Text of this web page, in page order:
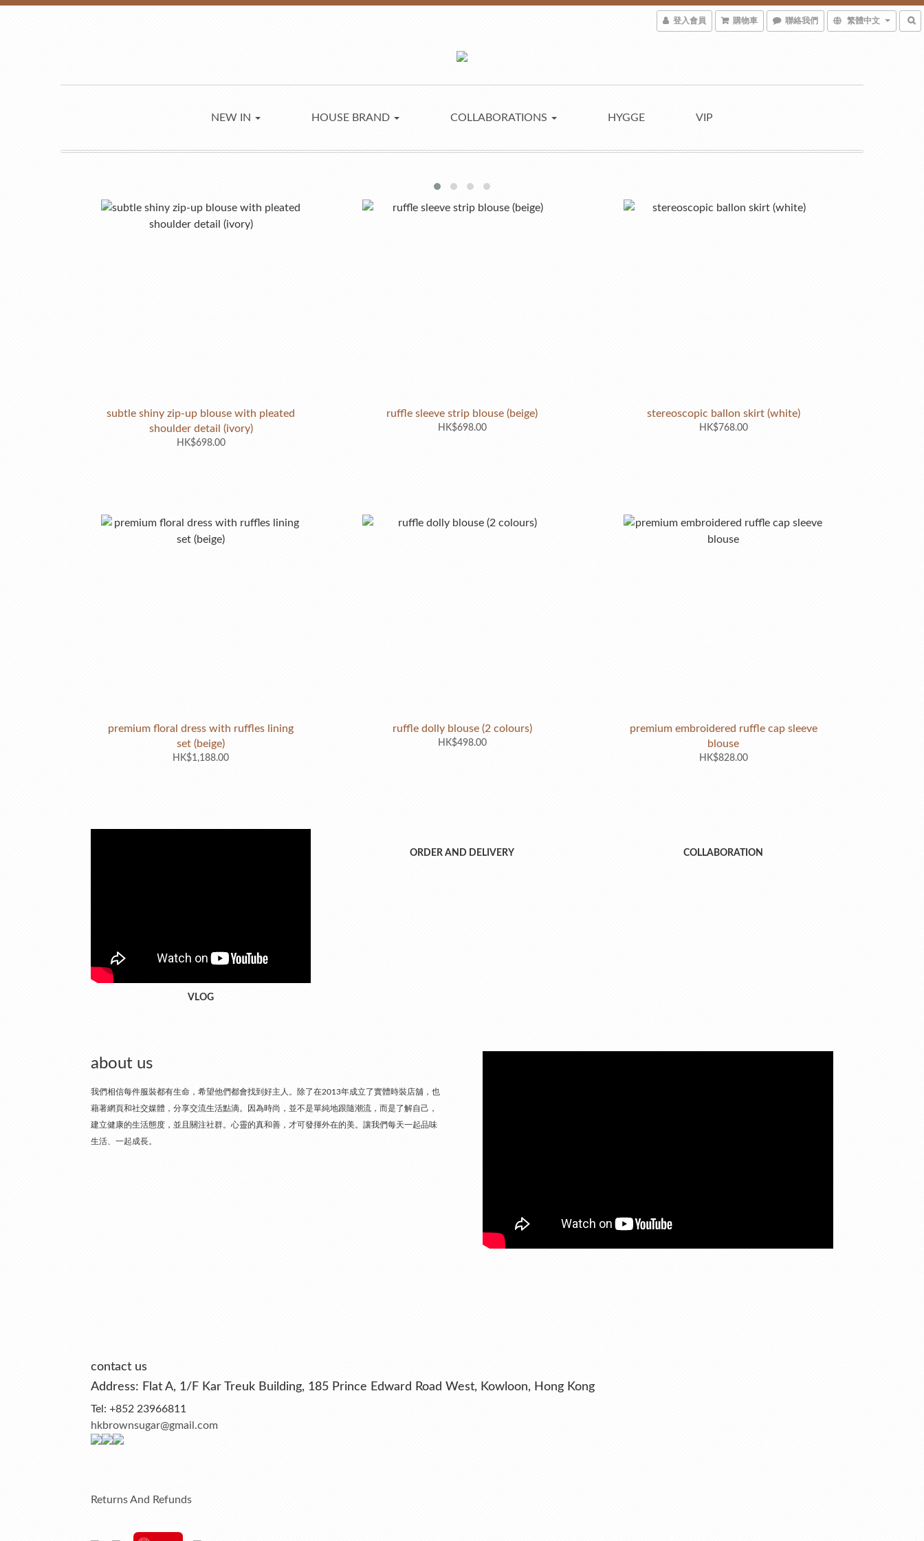
登入會員 購物車 聯絡我們 繁體中文
NEW IN HOUSE BRAND COLLABORATIONS HYGGE VIP
subtle shiny zip-up blouse with pleated
shoulder detail (ivory)
HK$698.00
ruffle sleeve strip blouse (beige)
HK$698.00
stereoscopic ballon skirt (white)
HK$768.00
premium floral dress with ruffles lining
set (beige)
HK$1,188.00
ruffle dolly blouse (2 colours)
HK$498.00
premium embroidered ruffle cap sleeve
blouse
HK$828.00
VLOG
ORDER AND DELIVERY COLLABORATION
about us
我們相信每件服裝都有生命，希望他們都會找到好主人。除了在2013年成立了實體時裝店舖，也
藉著網頁和社交媒體，分享交流生活點滴。因為時尚，並不是單純地跟隨潮流，而是了解自己，
建立健康的生活態度，並且關注社群。心靈的真和善，才可發揮外在的美。讓我們每天一起品味
生活、一起成長。
contact us
Address: Flat A, 1/F Kar Treuk Building, 185 Prince Edward Road West, Kowloon, Hong Kong
Tel: +852 23966811
hkbrownsugar@gmail.com
Returns And Refunds